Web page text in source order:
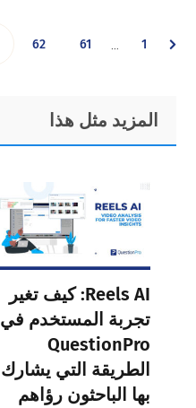
Go
page
1
pages
…
Go
page
61
Go
62
Primary
Sidebar
Footer
المزيد مثل هذا
Reels AI: كيف تغير
تجربة المستخدم في
QuestionPro
الطريقة التي يشارك
بها الباحثون رؤاهم